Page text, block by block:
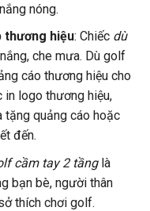
nóng.
thương hiệu: Chiếc dù
che mưa. Dù golf
cáo thương hiệu cho
in logo thương hiệu,
tặng quảng cáohoặc
đến.
cầm tay 2 tầnglà
bạn bè, người thân
thích chơi golf.